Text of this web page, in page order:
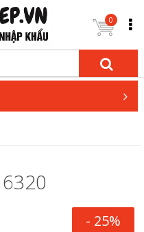
0
- 25%